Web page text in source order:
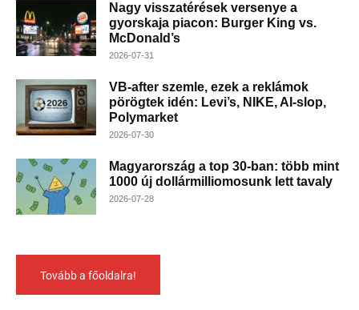
Nagy visszatérések versenye a
gyorskaja piacon: Burger King vs.
McDonald’s
2026-07-31
VB-after szemle, ezek a reklámok
pörögtek idén: Levi’s, NIKE, AI-slop,
Polymarket
2026-07-30
Magyarország a top 30-ban: több mint
1000 új dollármilliomosunk lett tavaly
2026-07-28
Tovább a főoldalra!